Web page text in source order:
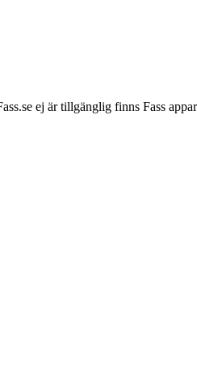
ej är tillgänglig finns Fass